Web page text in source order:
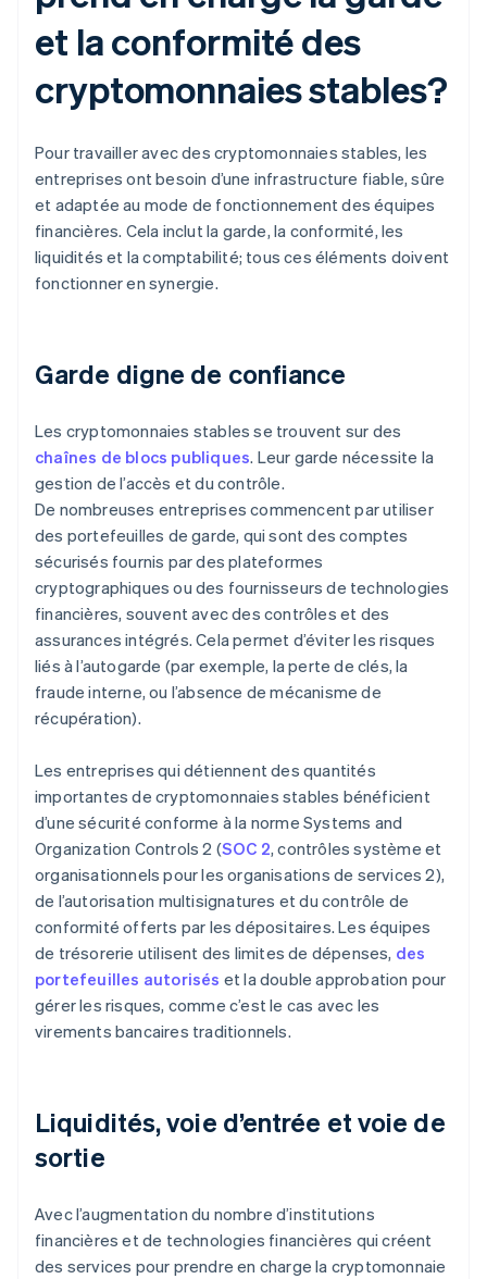
et la conformité des
cryptomonnaies stables?
Pour travailler avec des cryptomonnaies stables, les
entreprises ont besoin d’une infrastructure fiable, sûre
et adaptée au mode de fonctionnement des équipes
financières. Cela inclut la garde, la conformité, les
liquidités et la comptabilité; tous ces éléments doivent
fonctionner en synergie.
Garde digne de confiance
Les cryptomonnaies stables se trouvent sur des
chaînes de blocs publiques. Leur garde nécessite la
gestion de l’accès et du contrôle.
De nombreuses entreprises commencent par utiliser
des portefeuilles de garde, qui sont des comptes
sécurisés fournis par des plateformes
cryptographiques ou des fournisseurs de technologies
financières, souvent avec des contrôles et des
assurances intégrés. Cela permet d’éviter les risques
liés à l’autogarde (par exemple, la perte de clés, la
fraude interne, ou l’absence de mécanisme de
récupération).
Les entreprises qui détiennent des quantités
importantes de cryptomonnaies stables bénéficient
d’une sécurité conforme à la norme Systems and
Organization Controls 2 (SOC 2, contrôles système et
organisationnels pour les organisations de services 2),
de l’autorisation multisignatures et du contrôle de
conformité offerts par les dépositaires. Les équipes
de trésorerie utilisent des limites de dépenses, des
portefeuilles autorisés et la double approbation pour
gérer les risques, comme c’est le cas avec les
virements bancaires traditionnels.
Liquidités, voie d’entrée et voie de
sortie
Avec l’augmentation du nombre d’institutions
financières et de technologies financières qui créent
des services pour prendre en charge la cryptomonnaie